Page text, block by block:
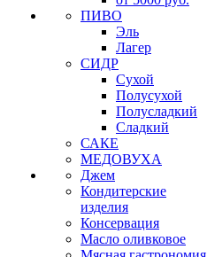
ПИВО
Эль
Лагер
СИДР
Сухой
Полусухой
Полусладкий
Сладкий
САКЕ
МЕДОВУХА
Джем
Кондитерские
изделия
Консервация
Масло оливковое